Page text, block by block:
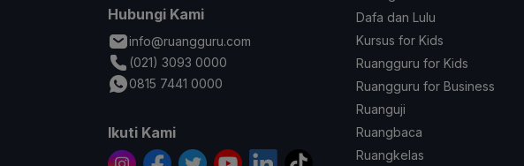
Hubungi Kami
info@ruangguru.com
(021) 3093 0000
0815 7441 0000
Ikuti Kami
Dafa dan Lulu
Kursus for Kids
Ruangguru for Kids
Ruangguru for Business
Ruanguji
Ruangbaca
Ruangkelas